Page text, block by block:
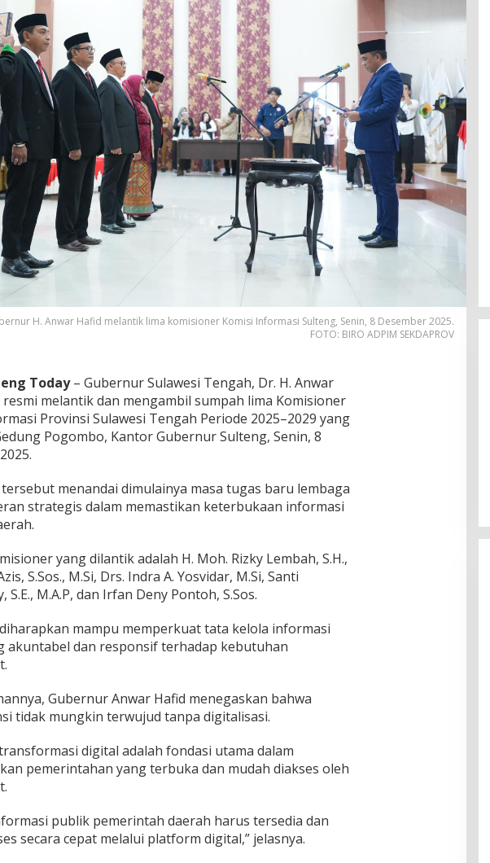
H. Anwar Hafid melantik lima komisioner Komisi Informasi Sulteng, Senin, 8 Desember 2025.
FOTO: BIRO ADPIM SEKDAPROV
Today– Gubernur Sulawesi Tengah, Dr. H. Anwar
resmi melantik dan mengambil sumpah lima Komisioner
Provinsi Sulawesi Tengah Periode 2025–2029 yang
Pogombo, Kantor Gubernur Sulteng, Senin, 8
menandai dimulainya masa tugas baru lembaga
strategis dalam memastikan keterbukaan informasi
yang dilantik adalah H. Moh. Rizky Lembah, S.H.,
S.Sos., M.Si, Drs. Indra A. Yosvidar, M.Si, Santi
S.E., M.A.P, dan Irfan Deny Pontoh, S.Sos.
mampu memperkuat tata kelola informasi
akuntabel dan responsif terhadap kebutuhan
Gubernur Anwar Hafid menegaskan bahwa
tidak mungkin terwujud tanpa digitalisasi.
digital adalah fondasi utama dalam
pemerintahan yang terbuka dan mudah diakses oleh
publik pemerintah daerah harus tersedia dan
secara cepat melalui platform digital,” jelasnya.
Momentum Harlah PKB ke-28,
Organisasi